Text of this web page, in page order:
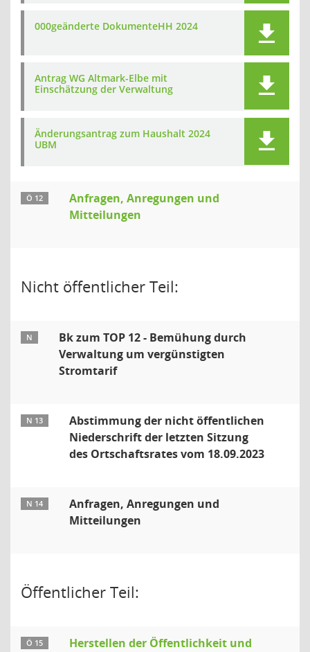
000geänderte DokumenteHH 2024
Antrag WG Altmark-Elbe mit
Einschätzung der Verwaltung
Änderungsantrag zum Haushalt 2024
UBM
Ö 12
Anfragen, Anregungen und
Mitteilungen
Nicht öffentlicher Teil:
N
Bk zum TOP 12 - Bemühung durch
Verwaltung um vergünstigten
Stromtarif
N 13
Abstimmung der nicht öffentlichen
Niederschrift der letzten Sitzung
des Ortschaftsrates vom 18.09.2023
N 14
Anfragen, Anregungen und
Mitteilungen
Öffentlicher Teil:
Ö 15 Herstellen der Öffentlichkeit und